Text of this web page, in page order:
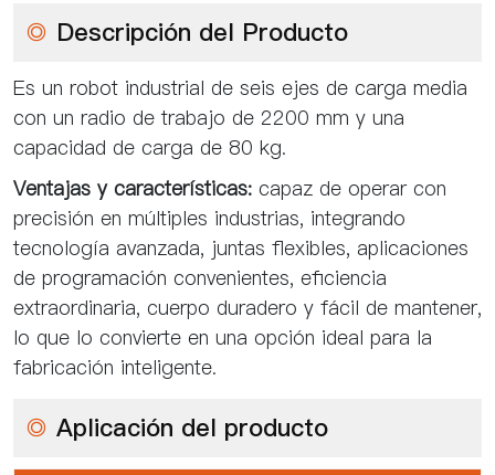
◎ Descripción del Producto
Es un robot industrial de seis ejes de carga media
con un radio de trabajo de 2200 mm y una
capacidad de carga de 80 kg.
Ventajas y características: capaz de operar con
precisión en múltiples industrias, integrando
tecnología avanzada, juntas flexibles, aplicaciones
de programación convenientes, eficiencia
extraordinaria, cuerpo duradero y fácil de mantener,
lo que lo convierte en una opción ideal para la
fabricación inteligente.
◎ Aplicación del producto